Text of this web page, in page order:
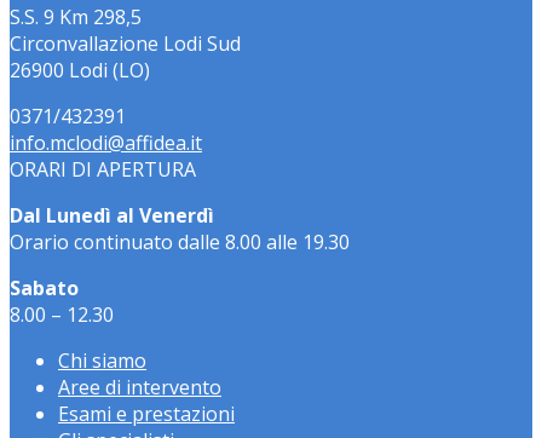
S.S. 9 Km 298,5
Circonvallazione Lodi Sud
26900 Lodi (LO)
0371/432391
info.mclodi@affidea.it
ORARI DI APERTURA
Dal Lunedì al Venerdì
Orario continuato dalle 8.00 alle 19.30
Sabato
8.00 – 12.30
Chi siamo
Aree di intervento
Esami e prestazioni